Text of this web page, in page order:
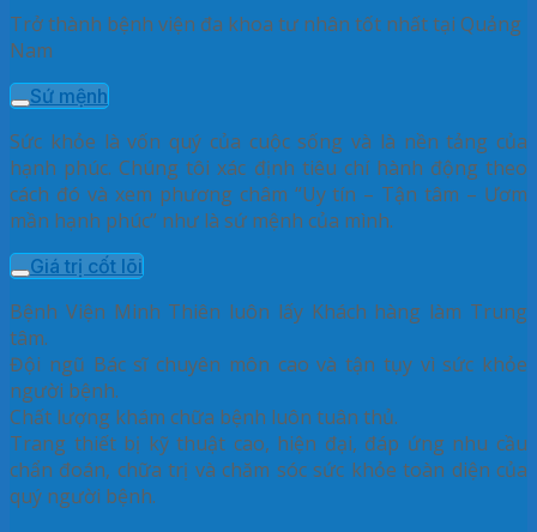
Trở thành bệnh viện đa khoa tư nhân tốt nhất tại Quảng
Nam
Sứ mệnh
Sức khỏe là vốn quý của cuộc sống và là nền tảng của
hạnh phúc. Chúng tôi xác định tiêu chí hành động theo
cách đó và xem phương châm “Uy tín – Tận tâm – Ươm
mần hạnh phúc” như là sứ mệnh của mình.
Giá trị cốt lõi
Bệnh Viện Minh Thiên luôn lấy Khách hàng làm Trung
tâm.
Đội ngũ Bác sĩ chuyên môn cao và tận tụy vì sức khỏe
người bệnh.
Chất lượng khám chữa bệnh luôn tuân thủ.
Trang thiết bị kỹ thuật cao, hiện đại, đáp ứng nhu cầu
chẩn đoán, chữa trị và chăm sóc sức khỏe toàn diện của
quý người bệnh.